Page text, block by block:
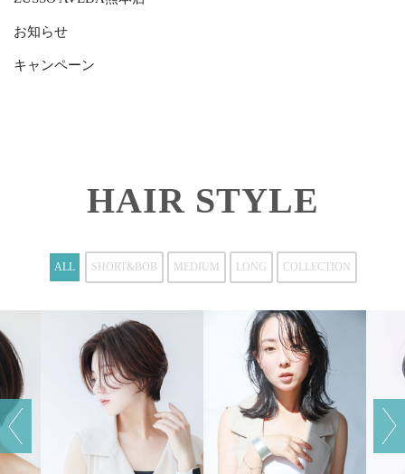
お知らせ
キャンペーン
HAIR STYLE
ALL SHORT&BOB MEDIUM LONG COLLECTION